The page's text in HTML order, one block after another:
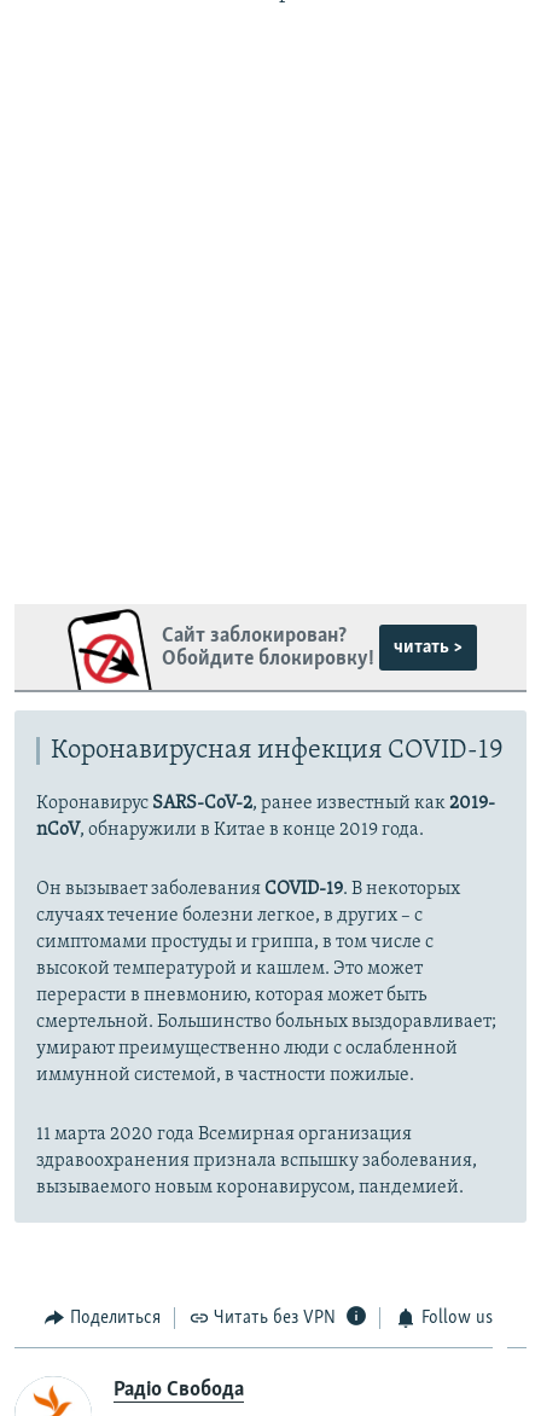
Сайт заблокирован?
Обойдите блокировку!
читать >
Коронавирусная инфекция COVID-19
Коронавирус SARS-CoV-2, ранее известный как2019-
nCoV, обнаружили в Китае в конце 2019 года.
Он вызывает заболеванияCOVID-19. В некоторых
случаях течение болезни легкое, в других – с
симптомами простуды и гриппа, в том числе с
высокой температурой и кашлем. Это может
перерасти в пневмонию, которая может быть
смертельной. Большинство больных выздоравливает;
умирают преимущественно люди с ослабленной
иммунной системой, в частности пожилые.
11 марта 2020 года Всемирная организация
здравоохранения признала вспышку заболевания,
вызываемого новым коронавирусом, пандемией.
Поделиться Читать без VPN Follow us
Радіо Свобода